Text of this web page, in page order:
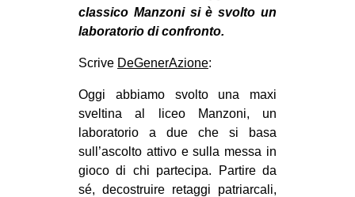
DIRITTO ALL’ABITARE
GENERI
MIGRAZIONI
PRECARIATO
classico Manzoni si è svolto un
laboratorio di confronto.
Scrive DeGenerAzione:
Oggi abbiamo svolto una maxi
sveltina al liceo Manzoni, un
laboratorio a due che si basa
sull’ascolto attivo e sulla messa in
gioco di chi partecipa. Partire da
sé, decostruire retaggi patriarcali,